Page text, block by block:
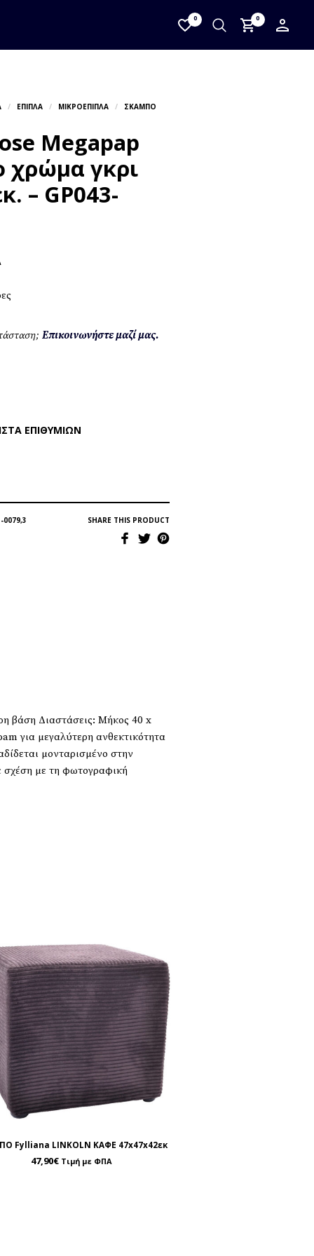
0 0
Megapap
χρώμα γκρι
– GP043-
Επικοινωνήστε μαζί μας.
ΕΠΙΘΥΜΙΏΝ
0079,3 SHARE THIS PRODUCT
βάση Διαστάσεις: Μήκος 40 x
για μεγαλύτερη ανθεκτικότητα
μονταρισμένο στην
σχέση με τη φωτογραφική
Fylliana LINKOLN ΚΑΦΕ 47x47x42εκ
47,90€ Τιμή με ΦΠΑ